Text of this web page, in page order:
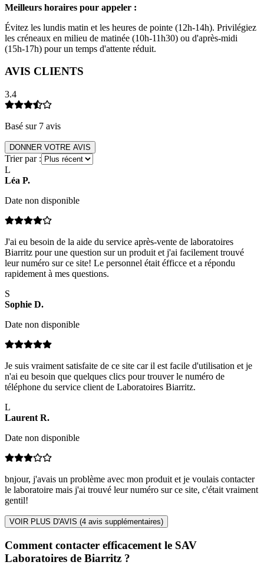
Meilleurs horaires pour appeler :
Évitez les lundis matin et les heures de pointe (12h-14h). Privilégiez
les créneaux en milieu de matinée (10h-11h30) ou d'après-midi
(15h-17h) pour un temps d'attente réduit.
AVIS CLIENTS
3.4
Basé sur 7 avis
DONNER VOTRE AVIS
Trier par :
L
Léa P.
Date non disponible
J'ai eu besoin de la aide du service après-vente de laboratoires
Biarritz pour une question sur un produit et j'ai facilement trouvé
leur numéro sur ce site! Le personnel était éfficce et a répondu
rapidement à mes questions.
S
Sophie D.
Date non disponible
Je suis vraiment satisfaite de ce site car il est facile d'utilisation et je
n'ai eu besoin que quelques clics pour trouver le numéro de
téléphone du service client de Laboratoires Biarritz.
L
Laurent R.
Date non disponible
bnjour, j'avais un problème avec mon produit et je voulais contacter
le laboratoire mais j'ai trouvé leur numéro sur ce site, c'était vraiment
gentil!
VOIR PLUS D'AVIS (4 avis supplémentaires)
Comment contacter efficacement le SAV
Laboratoires de Biarritz ?